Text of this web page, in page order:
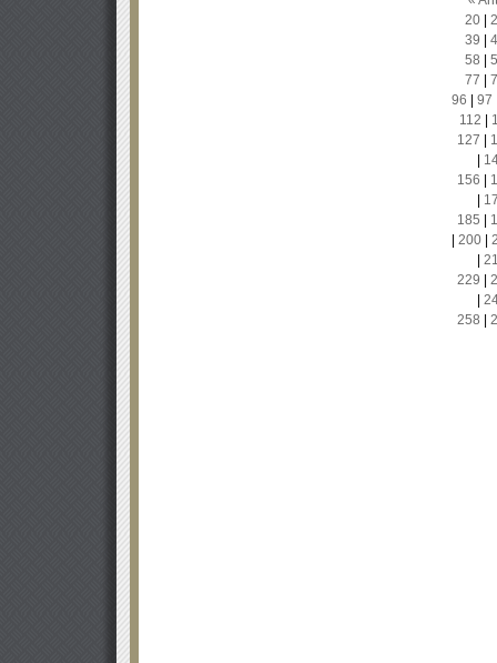
20|
39
58
77
96
97
112
127
156
185
200|
229
258